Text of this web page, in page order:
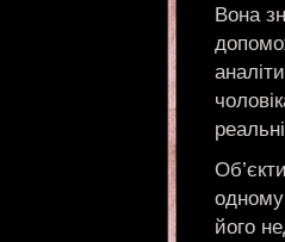
Вона
його